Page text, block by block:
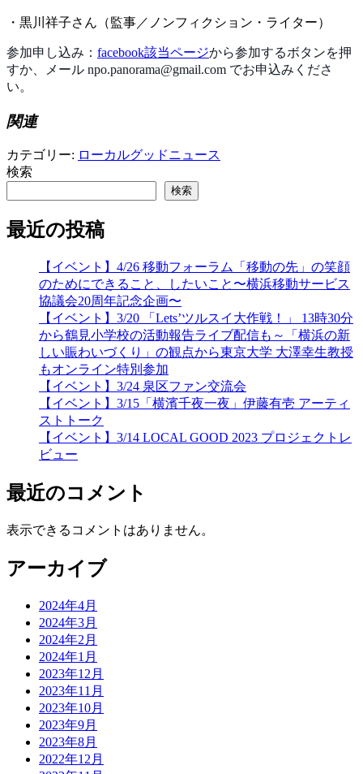
・黒川祥子さん（監事／ノンフィクション・ライター）
参加申し込み： facebook該当ページから参加するボタンを押
すか、メール npo.panorama@gmail.com でお申込みくださ
い。
関連
カテゴリー: ローカルグッドニュース
検索
検索
最近の投稿
【イベント】4/26 移動フォーラム「移動の先」の笑顔
のためにできること、したいこと〜横浜移動サービス
協議会20周年記念企画〜
【イベント】3/20 「Lets’ツルスイ大作戦！」 13時30分
から鶴見小学校の活動報告ライブ配信も～「横浜の新
しい賑わいづくり」の観点から東京大学 大澤幸生教授
もオンライン特別参加
【イベント】3/24 泉区ファン交流会
【イベント】3/15「横濱千夜一夜」伊藤有壱 アーティ
ストトーク
【イベント】3/14 LOCAL GOOD 2023 プロジェクトレ
ビュー
最近のコメント
表示できるコメントはありません。
アーカイブ
2024年4月
2024年3月
2024年2月
2024年1月
2023年12月
2023年11月
2023年10月
2023年9月
2023年8月
2022年12月